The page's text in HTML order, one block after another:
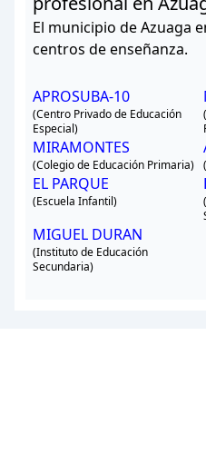
El municipio de Azuaga
centros de enseñanza.
APROSUBA-10
(Centro Privado de Educación
Especial)
MIRAMONTES
(Colegio de Educación Primaria)
EL PARQUE
(Escuela Infantil)
MIGUEL DURAN
(Instituto de Educación
Secundaria)